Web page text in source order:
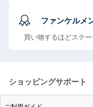
ファンケルメ
買い物するほどステー
ショッピングサポート